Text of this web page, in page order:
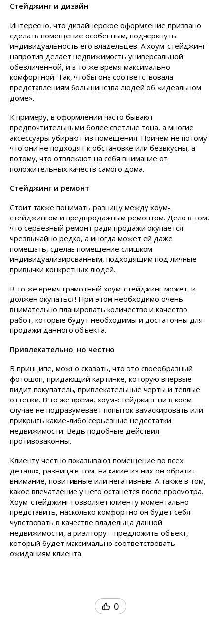
Стейджинг и дизайн
Интересно, что дизайнерское оформление призвано
сделать помещение особенным, подчеркнуть
индивидуальность его владельцев. А хоум-стейджинг
напротив делает недвижимость универсальной,
обезличенной, и в то же время максимально
комфортной. Так, чтобы она соответствовала
представлениям большинства людей об «идеальном
доме».
К примеру, в оформлении часто бывают
предпочтительными более светлые тона, а многие
аксессуары убирают из помещения. Причем не потому
что они не подходят к обстановке или безвкусны, а
потому, что отвлекают на себя внимание от
положительных качеств самого дома.
Стейджинг и ремонт
Стоит также понимать разницу между хоум-
стейджингом и предпродажным ремонтом. Дело в том,
что серьезный ремонт ради продажи окупается
чрезвычайно редко, а иногда может ей даже
помешать, сделав помещение слишком
индивидуализированным, подходящим под личные
привычки конкретных людей.
В то же время грамотный хоум-стейджинг может, и
должен окупаться! При этом необходимо очень
внимательно планировать количество и качество
работ, которые будут необходимы и достаточны для
продажи данного объекта.
Привлекательно, но честно
В принципе, можно сказать, что это своеобразный
фотошоп, придающий картинке, которую впервые
видит покупатель, привлекательные черты и теплые
оттенки. В то же время, хоум-стейджинг ни в коем
случае не подразумевает попыток замаскировать или
прикрыть какие-либо серьезные недостатки
недвижимости. Ведь подобные действия
противозаконны.
Клиенту честно показывают помещение во всех
деталях, разница в том, на какие из них он обратит
внимание, позитивные или негативные. А также в том,
какое впечатление у него останется после просмотра.
Хоум-стейджинг позволяет клиенту моментально
представить, насколько комфортно он будет себя
чувствовать в качестве владельца данной
недвижимости, а риэлтору – предложить объект,
который будет максимально соответствовать
ожиданиям клиента.
0